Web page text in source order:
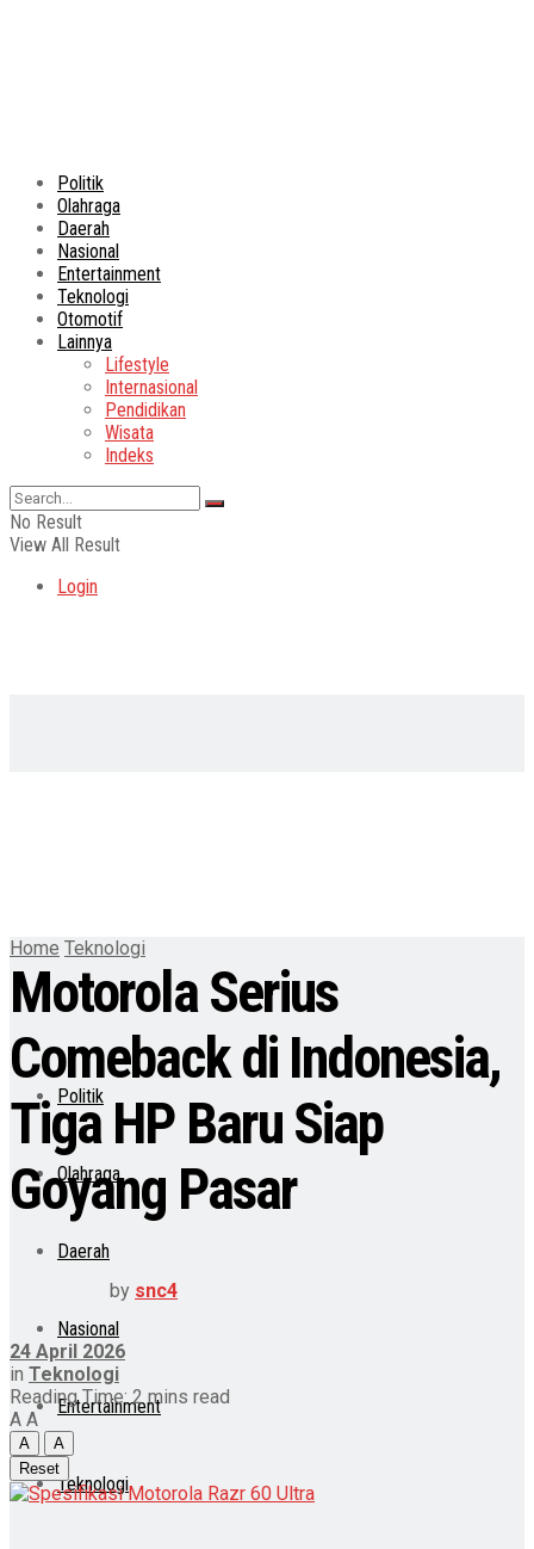
Politik
Olahraga
Daerah
Nasional
Entertainment
Teknologi
Otomotif
Lainnya
Lifestyle
Internasional
Pendidikan
Wisata
Indeks
No Result
View All Result
Login
Politik
Olahraga
Daerah
Nasional
Entertainment
Teknologi
Home Teknologi
Motorola Serius
Comeback di Indonesia,
Tiga HP Baru Siap
Goyang Pasar
by snc4
24 April 2026
in Teknologi
Reading Time: 2 mins read
A A
A
A
Reset